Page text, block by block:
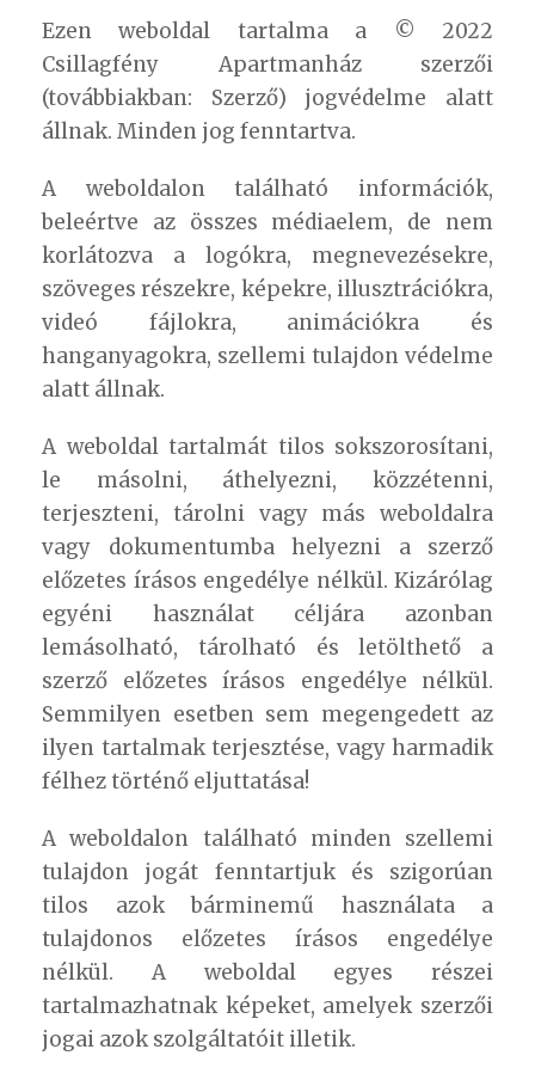
Ezen weboldal tartalma a © 2022
Csillagfény Apartmanház szerzői
(továbbiakban: Szerző) jogvédelme alatt
állnak. Minden jog fenntartva.
A weboldalon található információk,
beleértve az összes médiaelem, de nem
korlátozva a logókra, megnevezésekre,
szöveges részekre, képekre, illusztrációkra,
videó fájlokra, animációkra és
hanganyagokra, szellemi tulajdon védelme
alatt állnak.
A weboldal tartalmát tilos sokszorosítani,
le másolni, áthelyezni, közzétenni,
terjeszteni, tárolni vagy más weboldalra
vagy dokumentumba helyezni a szerző
előzetes írásos engedélye nélkül. Kizárólag
egyéni használat céljára azonban
lemásolható, tárolható és letölthető a
szerző előzetes írásos engedélye nélkül.
Semmilyen esetben sem megengedett az
ilyen tartalmak terjesztése, vagy harmadik
félhez történő eljuttatása!
A weboldalon található minden szellemi
tulajdon jogát fenntartjuk és szigorúan
tilos azok bárminemű használata a
tulajdonos előzetes írásos engedélye
nélkül. A weboldal egyes részei
tartalmazhatnak képeket, amelyek szerzői
jogai azok szolgáltatóit illetik.